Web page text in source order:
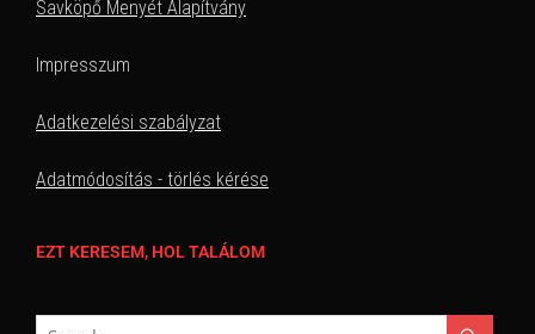
Savköpő Menyét Alapítvány
Impresszum
Adatkezelési szabályzat
Adatmódosítás - törlés kérése
EZT KERESEM, HOL TALÁLOM